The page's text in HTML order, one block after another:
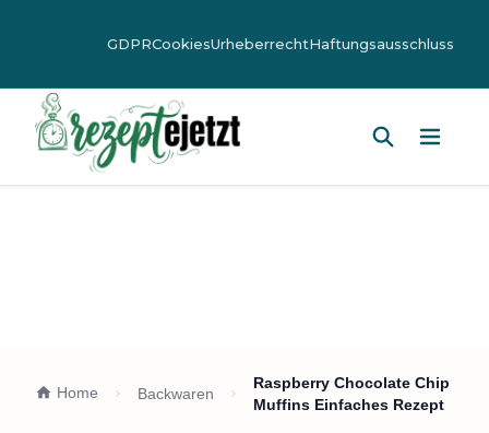
GDPRCookiesUrheberrechtHaftungsausschluss
Home Backwaren
Raspberry Chocolate Chip
Muffins Einfaches Rezept